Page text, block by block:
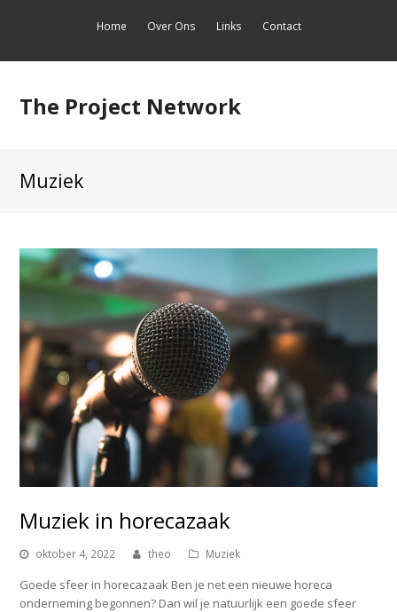
Home Over Ons Links Contact
The Project Network
Muziek
Muziek in horecazaak
oktober 4, 2022 theo Muziek
Goede sfeer in horecazaak Ben je net een nieuwe horeca
onderneming begonnen? Dan wil je natuurlijk een goede sfeer